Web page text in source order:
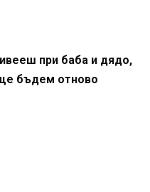
при баба и дядо,
бъдем отново